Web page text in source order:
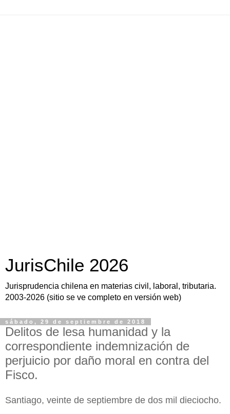
JurisChile 2026
Jurisprudencia chilena en materias civil, laboral, tributaria.
2003-2026 (sitio se ve completo en versión web)
sábado, 29 de septiembre de 2018
Delitos de lesa humanidad y la
correspondiente indemnización de
perjuicio por daño moral en contra del
Fisco.
Santiago, veinte de septiembre de dos mil dieciocho.